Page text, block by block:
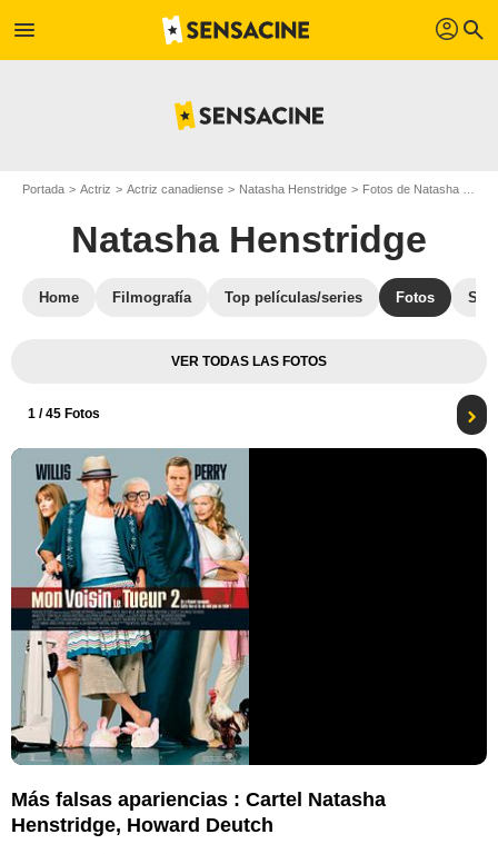
menu profil search
Portada Actriz Actriz canadiense Natasha Henstridge Fotos de Natasha Henstridge
Natasha Henstridge
Home Filmografía Top películas/series Fotos
VER TODAS LAS FOTOS
1 / 45 Fotos
Más falsas apariencias : Cartel Natasha
Henstridge, Howard Deutch